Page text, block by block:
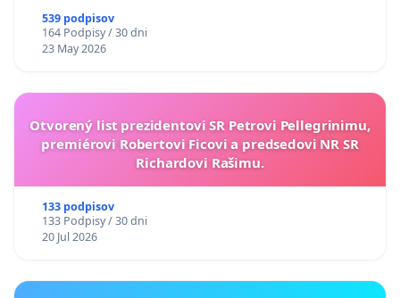
539 podpisov
164 Podpisy / 30 dni
23 May 2026
Otvorený list prezidentovi SR Petrovi Pellegrinimu,
premiérovi Robertovi Ficovi a predsedovi NR SR
Richardovi Rašimu.
133 podpisov
133 Podpisy / 30 dni
20 Jul 2026